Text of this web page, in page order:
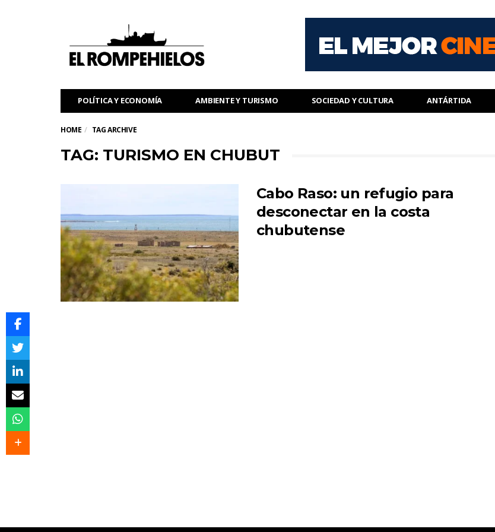
POLÍTICA Y ECONOMÍA AMBIENTE Y TURISMO SOCIEDAD Y CULTURA ANTÁRTIDA
HOME TAG ARCHIVE
TAG: TURISMO EN CHUBUT
Cabo Raso: un refugio para
desconectar en la costa
chubutense